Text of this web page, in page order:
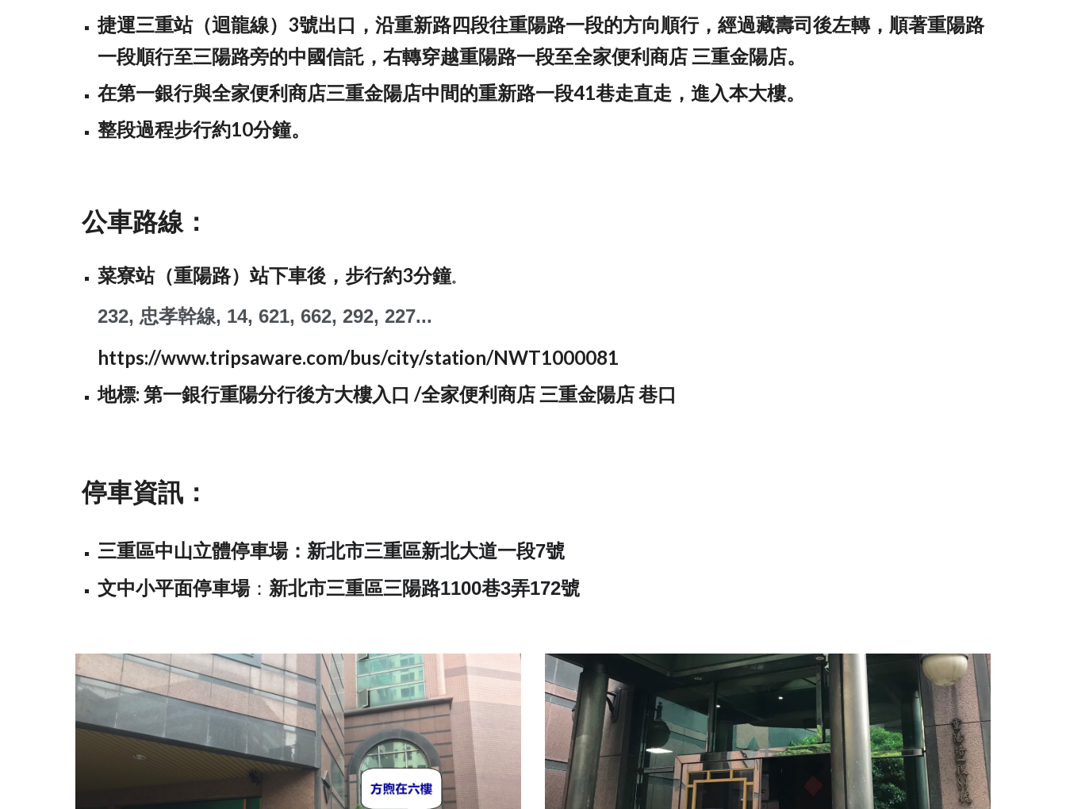
捷運三重站（迴龍線）3號出口，沿重新路四段往重陽路一段的方向順行，經過藏壽司後左轉，順著重陽路
一段順行至三陽路旁的中國信託，右轉穿越重陽路一段至全家便利商店 三重金陽店。
在第一銀行與全家便利商店三重金陽店中間的重新路一段41巷走直走，進入本大樓。
整段過程步行約10分鐘。
公車路線：
菜寮站（重陽路）站下車後，步行約3分鐘。
232, 忠孝幹線, 14, 621, 662, 292, 227...
https://www.tripsaware.com/bus/city/station/NWT1000081
地標: 第一銀行重陽分行後方大樓入口 /全家便利商店 三重金陽店 巷口
停車資訊：
三重區中山立體停車場： 新北市三重區新北大道一段7號
文中小平面停車場： 新北市三重區三陽路1100巷3弄172號